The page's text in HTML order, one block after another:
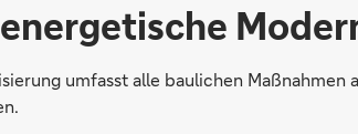
umfasst alle baulichen